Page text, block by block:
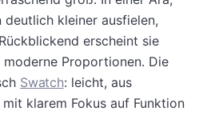
kleiner ausfielen,
erscheint sie
Proportionen. Die
Swatch: leicht, aus
klarem Fokus auf Funktion